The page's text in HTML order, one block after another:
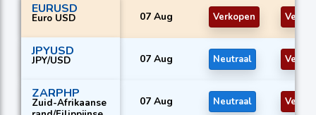
EURUSD
Euro USD 07 Aug Verkopen
JPYUSD
JPY/USD 07 Aug Neutraal
ZARPHP
Zuid-Afrikaanse
07 Aug Neutraal